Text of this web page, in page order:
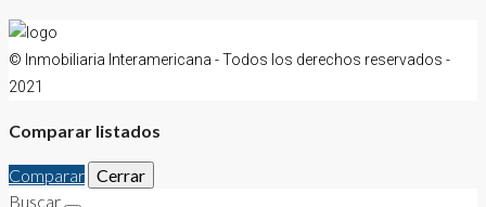
© Inmobiliaria Interamericana - Todos los derechos reservados -
2021
Comparar listados
Comparar Cerrar
Buscar